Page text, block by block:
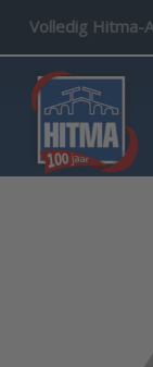
Volledig Hitma-